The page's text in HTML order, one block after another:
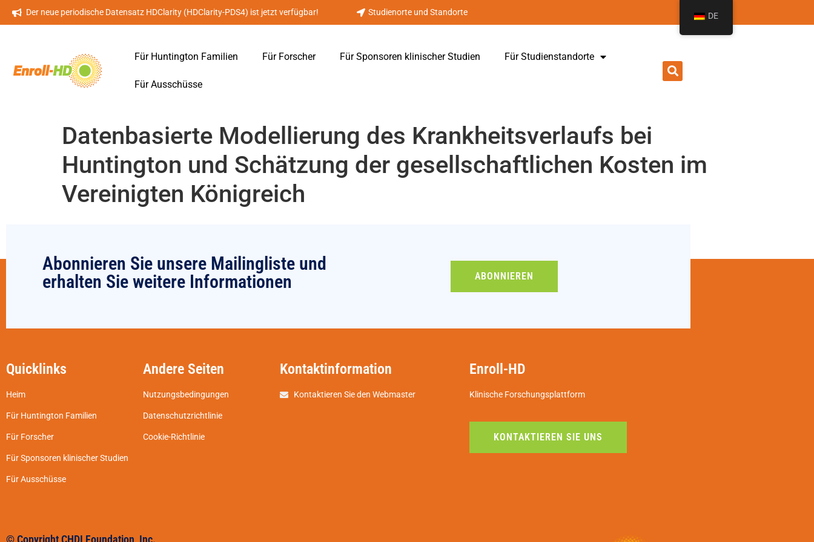
Der neue periodische Datensatz HDClarity (HDClarity-PDS4) ist jetzt verfügbar! Studienorte und Standorte
Für Huntington Familien Für Forscher Für Sponsoren klinischer Studien Für Studienstandorte
Für Ausschüsse
Datenbasierte Modellierung des Krankheitsverlaufs bei
Huntington und Schätzung der gesellschaftlichen Kosten im
Vereinigten Königreich
Abonnieren Sie unsere Mailingliste und
erhalten Sie weitere Informationen
ABONNIEREN
Quicklinks
Heim
Für Huntington Familien
Für Forscher
Für Sponsoren klinischer Studien
Für Ausschüsse
Andere Seiten
Nutzungsbedingungen
Datenschutzrichtlinie
Cookie-Richtlinie
Kontaktinformation
Kontaktieren Sie den Webmaster
Enroll-HD
Klinische Forschungsplattform
KONTAKTIEREN SIE UNS
© Copyright CHDI Foundation, Inc.
DE